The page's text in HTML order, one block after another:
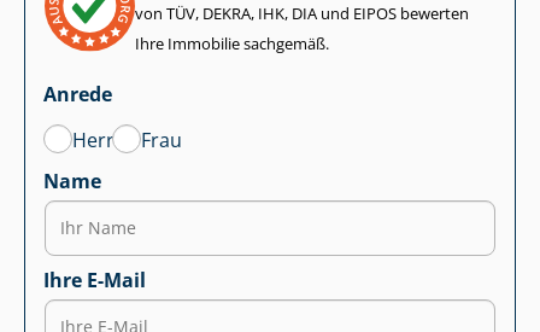
von TÜV, DEKRA, IHK, DIA und EIPOS bewerten
Ihre Immobilie sachgemäß.
Anrede
Herr
Frau
Name
Ihre E-Mail